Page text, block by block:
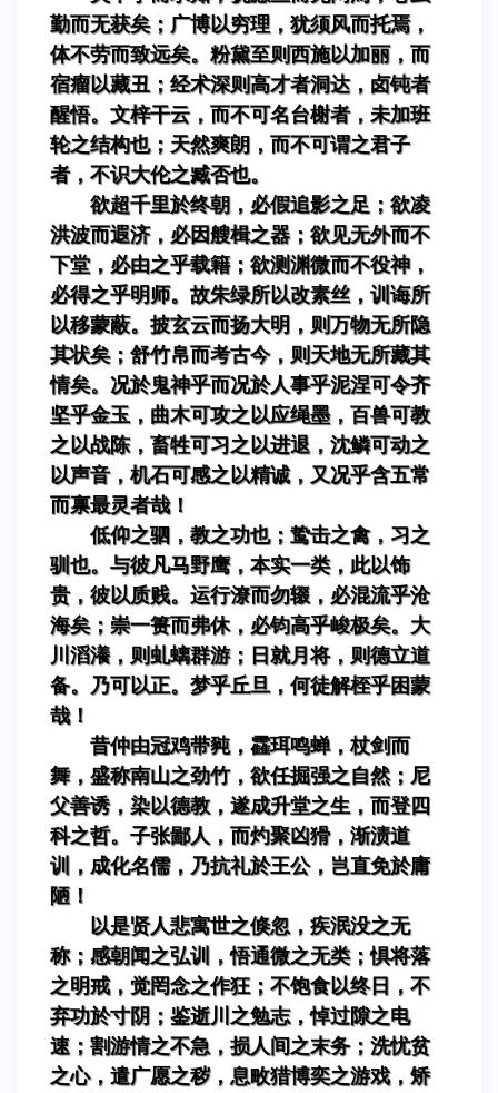
勤而无获矣；广博以穷理，犹须风而托焉，
体不劳而致远矣。粉黛至则西施以加丽，而
宿瘤以藏丑；经术深则高才者洞达，卤钝者
醒悟。文梓干云，而不可名台榭者，未加班
轮之结构也；天然爽朗，而不可谓之君子
者，不识大伦之臧否也。
欲超千里於终朝，必假追影之足；欲凌
洪波而遐济，必因艘楫之器；欲见无外而不
下堂，必由之乎载籍；欲测渊微而不役神，
必得之乎明师。故朱绿所以改素丝，训诲所
以移蒙蔽。披玄云而扬大明，则万物无所隐
其状矣；舒竹帛而考古今，则天地无所藏其
情矣。况於鬼神乎而况於人事乎泥涅可令齐
坚乎金玉，曲木可攻之以应绳墨，百兽可教
之以战陈，畜牲可习之以进退，沈鳞可动之
以声音，机石可感之以精诚，又况乎含五常
而禀最灵者哉！
低仰之驷，教之功也；鸷击之禽，习之
驯也。与彼凡马野鹰，本实一类，此以饰
贵，彼以质贱。运行潦而勿辍，必混流乎沧
海矣；崇一篑而弗休，必钧高乎峻极矣。大
川滔瀁，则虬螭群游；日就月将，则德立道
备。乃可以正。梦乎丘旦，何徒解桎乎困蒙
哉！
昔仲由冠鸡带豘，靃珥鸣蝉，杖剑而
舞，盛称南山之劲竹，欲任掘强之自然；尼
父善诱，染以德教，遂成升堂之生，而登四
科之哲。子张鄙人，而灼聚凶猾，渐渍道
训，成化名儒，乃抗礼於王公，岂直免於庸
陋！
以是贤人悲寓世之倏忽，疾泯没之无
称；感朝闻之弘训，悟通微之无类；惧将落
之明戒，觉罔念之作狂；不饱食以终日，不
弃功於寸阴；鉴逝川之勉志，悼过隙之电
速；割游情之不急，损人间之末务；洗忧贫
之心，遣广愿之秽，息畋猎博奕之游戏，矫